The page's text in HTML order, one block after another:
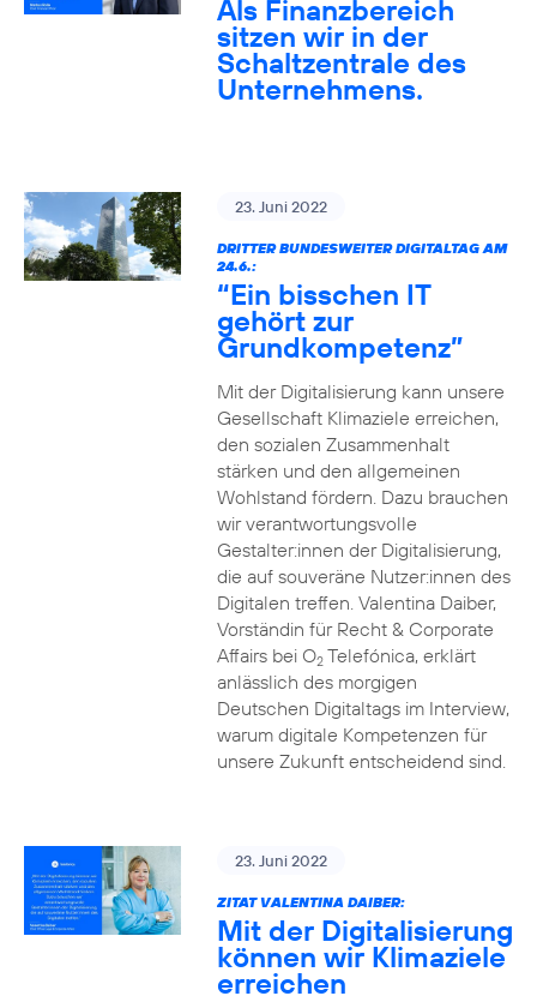
Als Finanzbereich
sitzen wir in der
Schaltzentrale des
Unternehmens.
23. Juni 2022
DRITTER BUNDESWEITER DIGITALTAG AM
24.6.:
“Ein bisschen IT
gehört zur
Grundkompetenz”
Mit der Digitalisierung kann unsere
Gesellschaft Klimaziele erreichen,
den sozialen Zusammenhalt
stärken und den allgemeinen
Wohlstand fördern. Dazu brauchen
wir verantwortungsvolle
Gestalter:innen der Digitalisierung,
die auf souveräne Nutzer:innen des
Digitalen treffen. Valentina Daiber,
Vorständin für Recht & Corporate
Affairs bei O2Telefónica, erklärt
anlässlich des morgigen
Deutschen Digitaltags im Interview,
warum digitale Kompetenzen für
unsere Zukunft entscheidend sind.
23. Juni 2022
ZITAT VALENTINA DAIBER:
Mit der Digitalisierung
können wir Klimaziele
erreichen